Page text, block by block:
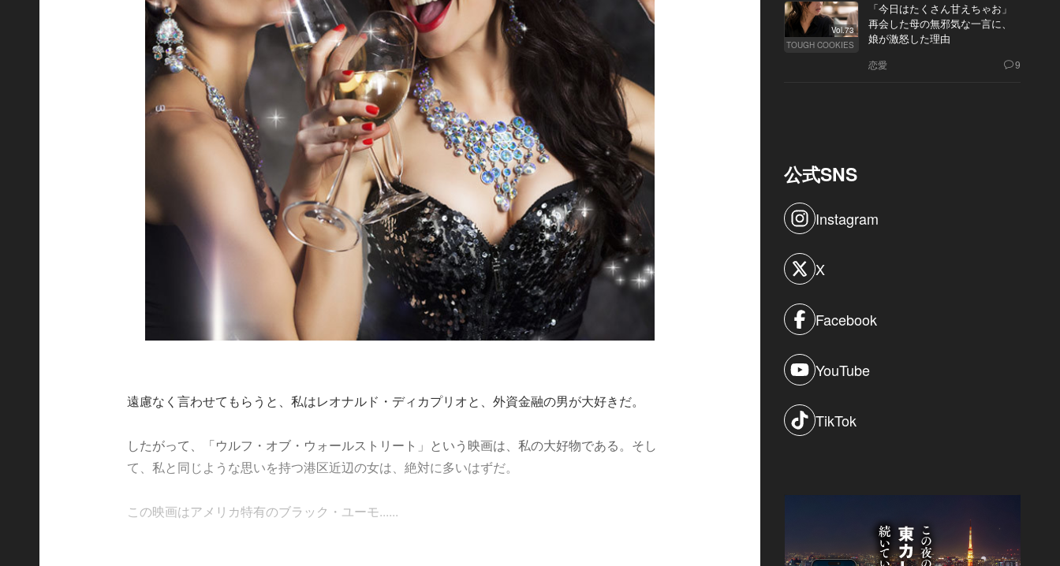
遠慮なく言わせてもらうと、私はレオナルド・ディカプリオと、外資金融の男が大好きだ。
したがって、「ウルフ・オブ・ウォールストリート」という映画は、私の大好物である。そし
て、私と同じような思いを持つ港区近辺の女は、絶対に多いはずだ。
この映画はアメリカ特有のブラック・ユーモ......
Vol.73
TOUGH COOKIES
「今日はたくさん甘えちゃお」
再会した母の無邪気な一言に、
娘が激怒した理由
恋愛 9
公式SNS
Instagram
X
Facebook
YouTube
TikTok